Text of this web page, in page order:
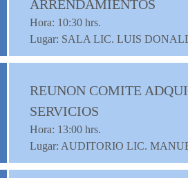
ARRENDAMIENTOS
Hora: 10:30 hrs.
Lugar: SALA LIC. LUIS
REUNON COMITE
SERVICIOS
Hora: 13:00 hrs.
Lugar: AUDITORIO LIC.